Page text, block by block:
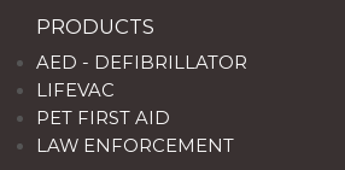
PRODUCTS
AED - DEFIBRILLATOR
LIFEVAC
PET FIRST AID
LAW ENFORCEMENT